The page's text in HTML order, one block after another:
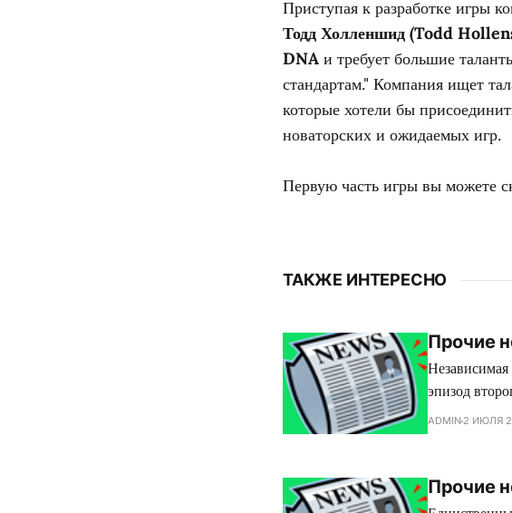
Приступая к разработке игры
Тодд Холленшид (Todd
DNA и требует большие
стандартам." Компания ищет
которые хотели бы
новаторских и ожидаемых игр.
Первую часть игры вы можете
ТАКЖЕ ИНТЕРЕСНО
Прочие
эпизод
доступен
запустили
ADMIN 2 ИЮЛЯ
Прочие